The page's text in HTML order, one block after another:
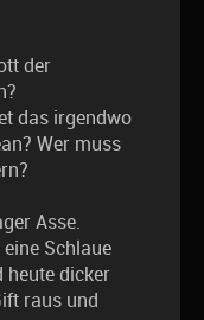
der
das irgendwo
Wer muss
Asse.
Schlaue
heute dicker
raus und